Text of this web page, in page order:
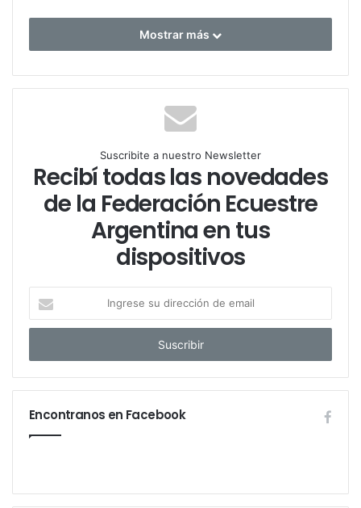
Mostrar más
Suscribite a nuestro Newsletter
Recibí todas las novedades
de la Federación Ecuestre
Argentina en tus
dispositivos
g
e
s
s
e
Encontranos en Facebook